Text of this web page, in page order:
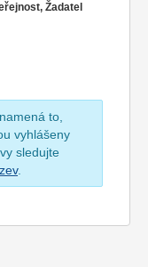
Žadatel
to,
vyhlášeny
sledujte
.